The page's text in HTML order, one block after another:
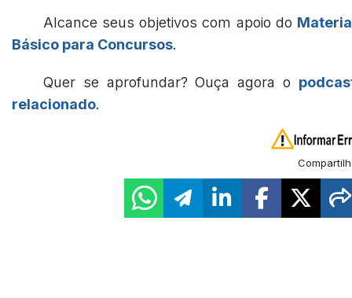
Alcance seus objetivos com apoio do
Básico para Concursos.
Quer se aprofundar? Ouça agora o
relacionado.